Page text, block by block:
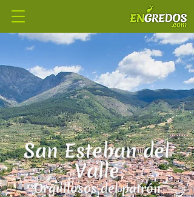
San Esteban del
Valle
Orgullosos del patrón